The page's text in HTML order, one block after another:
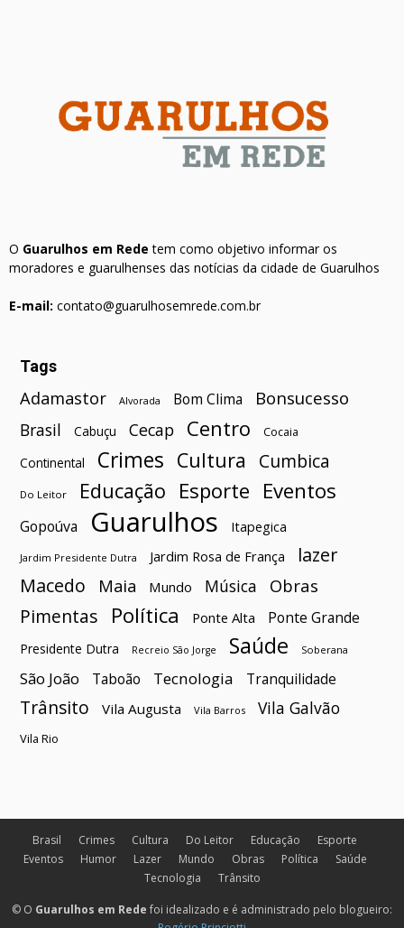
O Guarulhos em Rede tem como objetivo informar os
moradores e guarulhenses das notícias da cidade de Guarulhos
E-mail: contato@guarulhosemrede.com.br
Tags
Adamastor Alvorada Bom Clima Bonsucesso
Brasil Cabuçu Cecap Centro Cocaia
Continental Crimes Cultura Cumbica
Do Leitor Educação Esporte Eventos
Gopoúva Guarulhos Itapegica
Jardim Presidente Dutra Jardim Rosa de França
lazer
Macedo
Maia Mundo Música Obras
Pimentas Política Ponte Alta Ponte Grande
Presidente Dutra Recreio São Jorge Saúde Soberana
São João Taboão Tecnologia Tranquilidade
Trânsito Vila Augusta Vila Barros Vila Galvão
Vila Rio
Brasil Crimes Cultura Do Leitor Educação
Esporte
Eventos
Humor Lazer Mundo Obras Política
Saúde
Tecnologia
Trânsito
© O Guarulhos em Rede foi idealizado e é administrado pelo blogueiro: